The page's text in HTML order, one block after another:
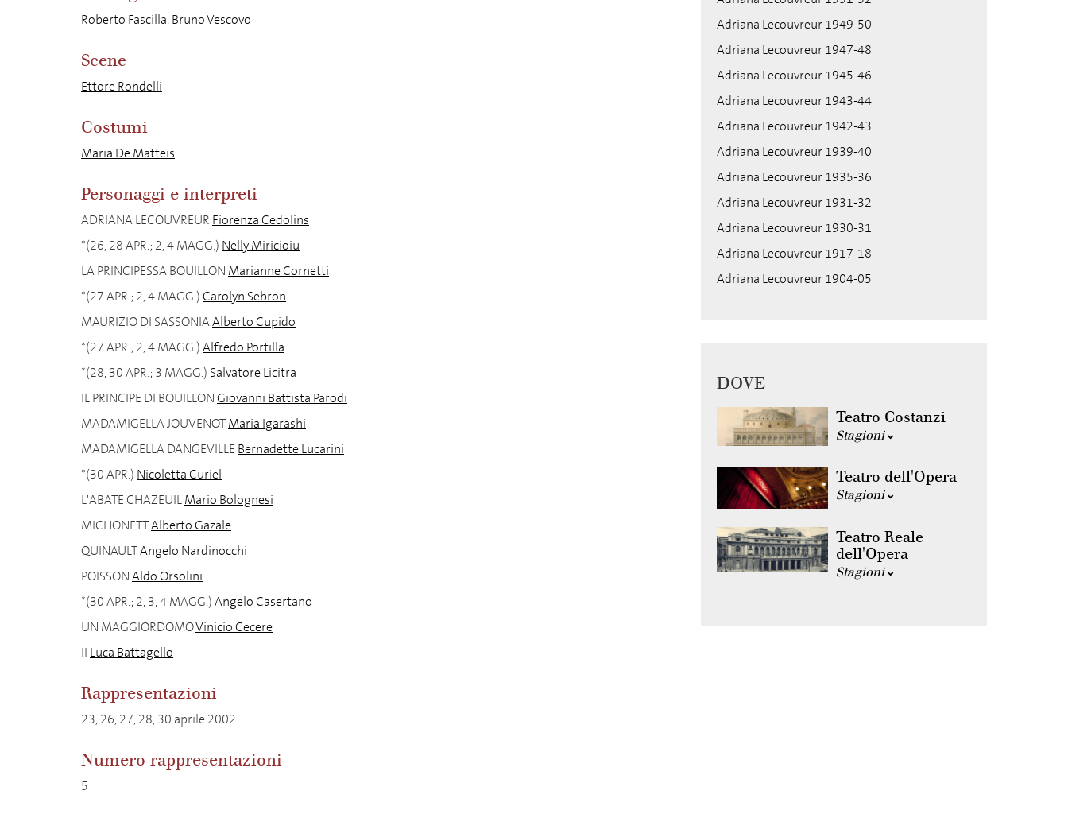
Roberto Fascilla,Bruno Vescovo
Scene
Ettore Rondelli
Costumi
Maria De Matteis
Personaggi e interpreti
ADRIANA LECOUVREUR Fiorenza Cedolins
*(26, 28 APR.; 2, 4 MAGG.) Nelly Miricioiu
LA PRINCIPESSA BOUILLON Marianne Cornetti
*(27 APR.; 2, 4 MAGG.)Carolyn Sebron
MAURIZIO DI SASSONIAAlberto Cupido
*(27 APR.; 2, 4 MAGG.)Alfredo Portilla
*(28, 30 APR.; 3 MAGG.) Salvatore Licitra
IL PRINCIPE DI BOUILLONGiovanni Battista Parodi
MADAMIGELLA JOUVENOTMaria Igarashi
MADAMIGELLA DANGEVILLE Bernadette Lucarini
*(30 APR.) Nicoletta Curiel
L'ABATE CHAZEUILMario Bolognesi
MICHONETTAlberto Gazale
QUINAULTAngelo Nardinocchi
POISSONAldo Orsolini
*(30 APR.; 2, 3, 4 MAGG.)Angelo Casertano
UN MAGGIORDOMOVinicio Cecere
II Luca Battagello
Rappresentazioni
23, 26, 27, 28, 30 aprile 2002
Numero rappresentazioni
5
Adriana Lecouvreur 1949-50
Adriana Lecouvreur 1947-48
Adriana Lecouvreur 1945-46
Adriana Lecouvreur 1943-44
Adriana Lecouvreur 1942-43
Adriana Lecouvreur 1939-40
Adriana Lecouvreur 1935-36
Adriana Lecouvreur 1931-32
Adriana Lecouvreur 1930-31
Adriana Lecouvreur 1917-18
Adriana Lecouvreur 1904-05
DOVE
Teatro Costanzi
Stagioni
Teatro dell'Opera
Stagioni
Teatro Reale
dell'Opera
Stagioni